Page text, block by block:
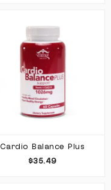
Cardio Balance Plus
$35.49